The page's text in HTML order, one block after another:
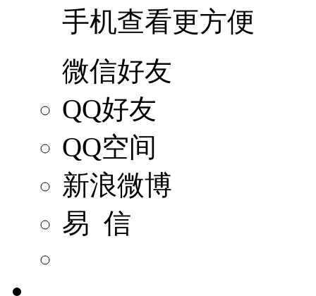
手机查看更方便
微信好友
QQ好友
QQ空间
新浪微博
易 信